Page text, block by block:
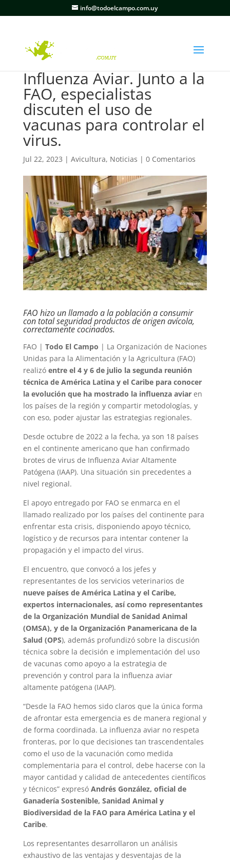
info@todoelcampo.com.uy
Influenza Aviar. Junto a la
FAO, especialistas
discuten el uso de
vacunas para controlar el
virus.
Jul 22, 2023 | Avicultura, Noticias | 0 Comentarios
FAO hizo un llamado a la población a consumir
con total seguridad productos de origen avícola,
correctamente cocinados.
FAO | Todo El Campo | La Organización de Naciones
Unidas para la Alimentación y la Agricultura (FAO)
realizó entre el 4 y 6 de julio la segunda reunión
técnica de América Latina y el Caribe para conocer
la evolución que ha mostrado la influenza aviaren
los países de la región y compartir metodologías, y
con eso, poder ajustar las estrategias regionales.
Desde octubre de 2022 a la fecha, ya son 18 países
en el continente americano que han confirmado
brotes de virus de Influenza Aviar Altamente
Patógena (IAAP). Una situación sin precedentes a
nivel regional.
El apoyo entregado por FAO se enmarca en el
llamado realizado por los países del continente para
enfrentar esta crisis, disponiendo apoyo técnico,
logístico y de recursos para intentar contener la
propagación y el impacto del virus.
El encuentro, que convocó a los jefes y
representantes de los servicios veterinarios de
nueve países de América Latina y el Caribe,
expertos internacionales, así como representantes
de la Organización Mundial de Sanidad Animal
(OMSA), y de la Organización Panamericana de la
Salud (OPS), además profundizó sobre la discusión
técnica sobre la decisión e implementación del uso
de vacunas como apoyo a la estrategia de
prevención y control para la influenza aviar
altamente patógena (IAAP).
“Desde la FAO hemos sido claros que la única forma
de afrontar esta emergencia es de manera regional y
de forma coordinada. La influenza aviar no respeta
fronteras, por lo que decisiones tan trascendentales
como el uso de la vacunación como medida
complementaria para el control, debe hacerse con la
mayor cantidad y calidad de antecedentes científicos
y técnicos” expresó Andrés González, oficial de
Ganadería Sostenible, Sanidad Animal y
Biodiversidad de la FAO para América Latina y el
Caribe.
Los representantes desarrollaron un análisis
exhaustivo de las ventajas y desventajas de la